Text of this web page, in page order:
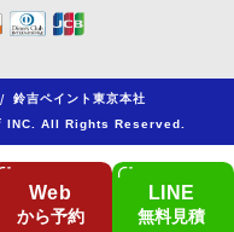
/
鈴吉ペイント東京本社
INC. All Rights Reserved.
Web
から予約
LINE
無料見積